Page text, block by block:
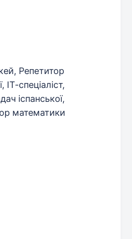
Репетитор
ІТ-спеціаліст,
іспанської,
математики